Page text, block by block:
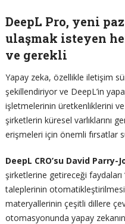
DeepL Pro, yeni
ulaşmak isteyen
ve gerekli
Yapay zeka, özellikle iletişim
şekillendiriyor ve DeepL’in
işletmelerinin üretkenliklerini ve
şirketlerin küresel varlıklarını
erişmeleri için önemli fırsatlar
DeepL CRO’su David Parry-
şirketlerine getireceği
taleplerinin
materyallerinin çeşitli dillere
otomasyonunda yapay